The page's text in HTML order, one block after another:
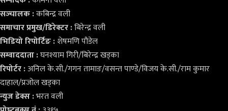
सञ्‍चालक :कबिन्द्र वली
समाचार प्रमुख/डिरेक्टर :बिरेन्द्र वली
भिडियोरिपोर्टिङ :शेषमणि पौडेल
सम्वाददाता :घनश्याम गिरी/बिरेन्द्र खड्का
रिपोर्टर :अनिल के.सी./गगन तामाङ/वसन्त पाण्डे/विजय के.सी./राम कुमार
दाहाल/प्रजोल खड्का
न्युज डेक्स:भरत वली